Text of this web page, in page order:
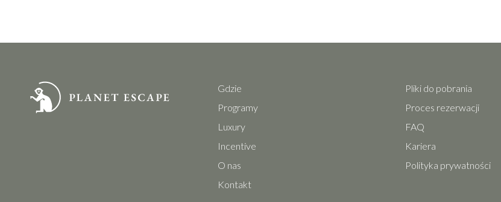
Gdzie
Programy
Luxury
Incentive
O nas
Kontakt
Pliki do pobrania
Proces rezerwacji
FAQ
Kariera
Polityka prywatności